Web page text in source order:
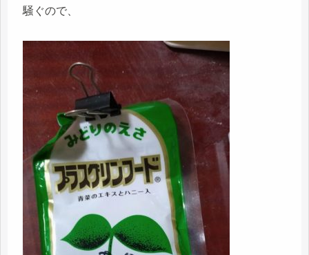
騒ぐので、